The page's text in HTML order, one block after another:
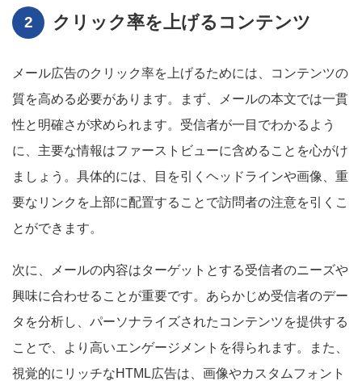
クリック率を上げるコンテンツ
メール広告のクリック率を上げるためには、コンテンツの
質を高める必要があります。まず、メールの本文では一貫
性と明確さが求められます。受信者が一目でわかるよう
に、主要な情報はファーストビューに含めることを心がけ
ましょう。具体的には、目を引くヘッドラインや画像、重
要なリンクを上部に配置することで訪問者の注意を引くこ
とができます。
次に、メールの内容はターゲットとする受信者のニーズや
興味に合わせることが重要です。あらかじめ受信者のデー
タを分析し、パーソナライズされたコンテンツを提供する
ことで、より高いエンゲージメントを得られます。また、
視覚的にリッチなHTML広告は、画像やカスタムフォント